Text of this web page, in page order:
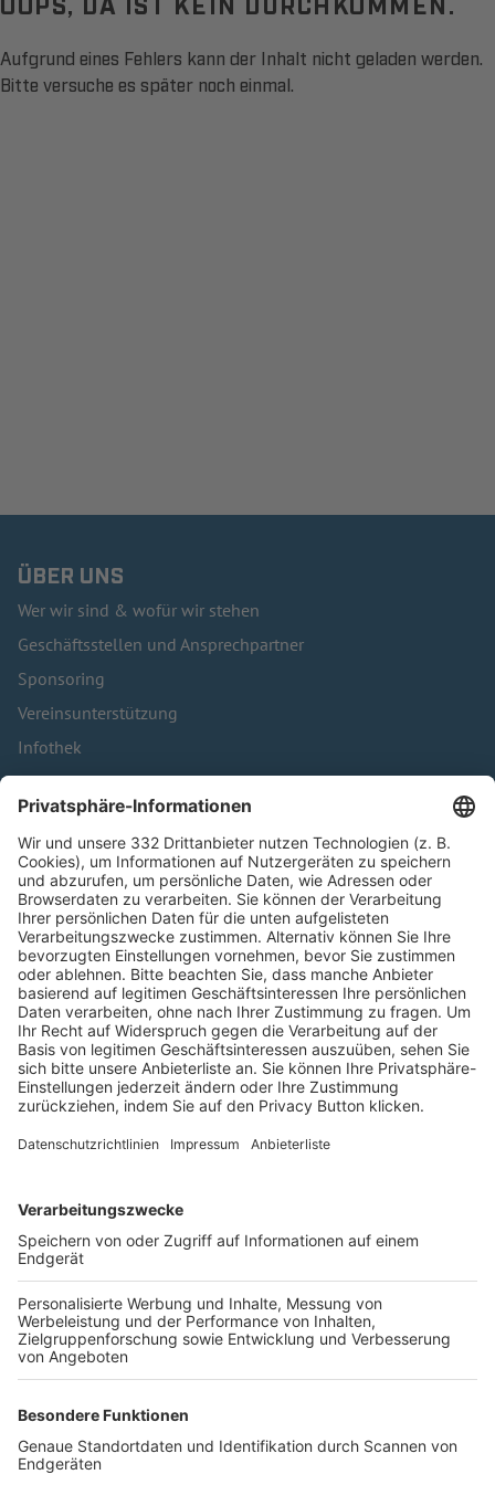
Aufgrund eines Fehlers kann der Inhalt nicht geladen werden.
Bitte versuche es später noch einmal.
ÜBER UNS
Wer wir sind & wofür wir stehen
Geschäftsstellen und Ansprechpartner
Sponsoring
Vereinsunterstützung
Infothek
Kontakt
HÄUFIG BESUCHTE SEITEN
Pässe und Vereinswechsel
Trainerausbildung
Schulungsangebot Vereinsmitarbeiter
BFV-Geschäftsstellen
Trainerbörse
Login SpielPlus
FOLGE DEM BFV
TOP-VEREINE
TOP-PARTNER